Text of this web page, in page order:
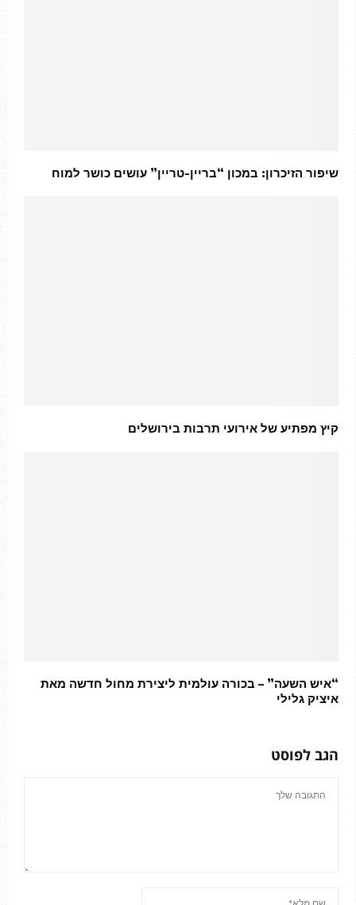
שיפור הזיכרון: במכון “בריין-טריין” עושים כושר למוח
קיץ מפתיע של אירועי תרבות בירושלים
“איש השעה” – בכורה עולמית ליצירת מחול חדשה מאת
איציק גלילי
הגב לפוסט